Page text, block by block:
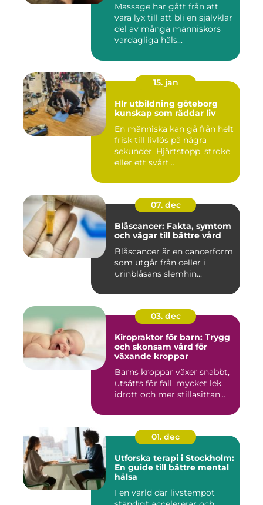
Massage har gått från att
vara lyx till att bli en självklar
del av många människors
vardagliga häls...
15. jan
Hlr utbildning göteborg
kunskap som räddar liv
En människa kan gå från helt
frisk till livlös på några
sekunder. Hjärtstopp, stroke
eller ett svårt...
07. dec
Blåscancer: Fakta, symtom
och vägar till bättre vård
Blåscancer är en cancerform
som utgår från celler i
urinblåsans slemhin...
03. dec
Kiropraktor för barn: Trygg
och skonsam vård för
växande kroppar
Barns kroppar växer snabbt,
utsätts för fall, mycket lek,
idrott och mer stillasittan...
01. dec
Utforska terapi i Stockholm:
En guide till bättre mental
hälsa
I en värld där livstempot